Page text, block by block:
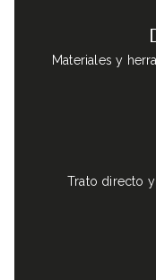
Materiales y
Trato directo